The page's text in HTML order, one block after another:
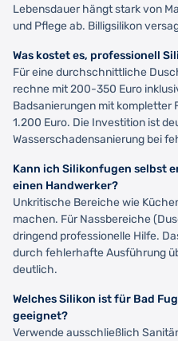
Lebensdauer hängt stark von
und Pflege ab. Billigsilikon
Was kostet es, professionell
Für eine durchschnittliche
rechne mit 200-350 Euro
Badsanierungen mit
1.200 Euro. Die Investition ist
Wasserschadensanierung bei
Kann ich Silikonfugen selbst
einen Handwerker?
Unkritische Bereiche wie
machen. Für Nassbereiche
dringend professionelle Hilfe.
durch fehlerhafte Ausführung
deutlich.
Welches Silikon ist für Bad
geeignet?
Verwende ausschließlich